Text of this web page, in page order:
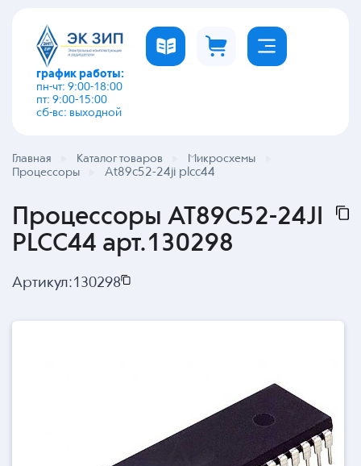
график работы:
пн-чт: 9:00-18:00
пт: 9:00-15:00
сб-вс: выходной
Главная Каталог товаров
Микросхемы
Процессоры
At89c52-24ji plcc44
Процессоры AT89C52-24JI
PLCC44 арт.130298
Артикул:130298